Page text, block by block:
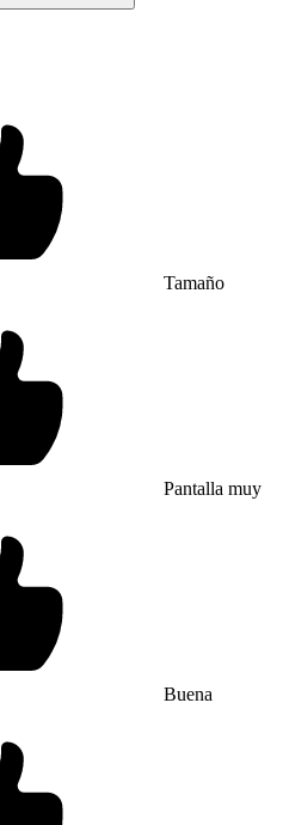
Tamaño
Pantalla muy
Buena